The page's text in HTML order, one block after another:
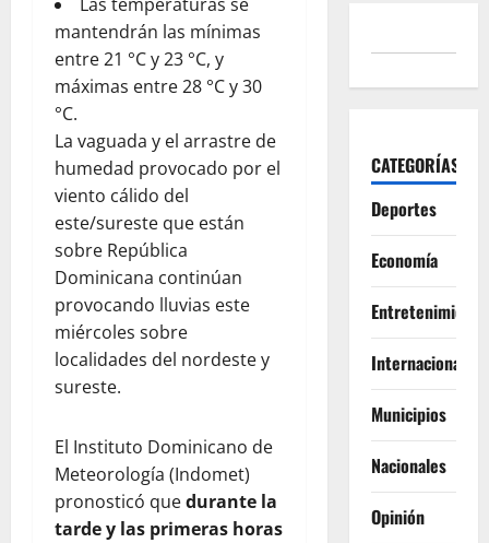
Las temperaturas se
mantendrán las mínimas
entre 21 °C y 23 °C, y
máximas entre 28 °C y 30
°C.
La vaguada y el arrastre de
humedad provocado por el
viento cálido del
este/sureste que están
sobre República
Dominicana continúan
provocando lluvias este
miércoles sobre
localidades del nordeste y
sureste.
El Instituto Dominicano de
Meteorología (Indomet)
pronosticó quedurante la
tarde y las primeras horas
CATEGORÍAS
Deportes
Economía
Entretenimiento
Internacionales
Municipios
Nacionales
Opinión